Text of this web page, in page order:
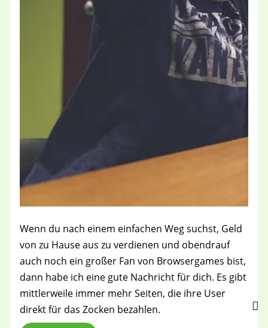
Wenn du nach einem einfachen Weg suchst, Geld
von zu Hause aus zu verdienen und obendrauf
auch noch ein großer Fan von Browsergames bist,
dann habe ich eine gute Nachricht für dich. Es gibt
mittlerweile immer mehr Seiten, die ihre User
direkt für das Zocken bezahlen.